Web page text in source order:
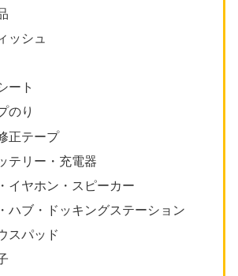
ッシュ
ート
のり
正テープ
テリー・充電器
イヤホン・スピーカー
ハブ・ドッキングステーション
スパッド